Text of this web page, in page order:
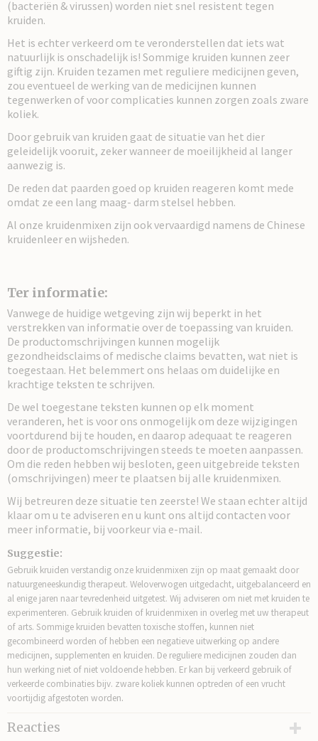
(bacteriën & virussen) worden niet snel resistent tegen
kruiden.
Het is echter verkeerd om te veronderstellen dat iets wat
natuurlijk is onschadelijk is! Sommige kruiden kunnen zeer
giftig zijn. Kruiden tezamen met reguliere medicijnen geven,
zou eventueel de werking van de medicijnen kunnen
tegenwerken of voor complicaties kunnen zorgen zoals zware
koliek.
Door gebruik van kruiden gaat de situatie van het dier
geleidelijk vooruit, zeker wanneer de moeilijkheid al langer
aanwezig is.
De reden dat paarden goed op kruiden reageren komt mede
omdat ze een lang maag- darm stelsel hebben.
Al onze kruidenmixen zijn ook vervaardigd namens de Chinese
kruidenleer en wijsheden.
Ter informatie:
Vanwege de huidige wetgeving zijn wij beperkt in het
verstrekken van informatie over de toepassing van kruiden.
De productomschrijvingen kunnen mogelijk
gezondheidsclaims of medische claims bevatten, wat niet is
toegestaan. Het belemmert ons helaas om duidelijke en
krachtige teksten te schrijven.
De wel toegestane teksten kunnen op elk moment
veranderen, het is voor ons onmogelijk om deze wijzigingen
voortdurend bij te houden, en daarop adequaat te reageren
door de productomschrijvingen steeds te moeten aanpassen.
Om die reden hebben wij besloten, geen uitgebreide teksten
(omschrijvingen) meer te plaatsen bij alle kruidenmixen.
Wij betreuren deze situatie ten zeerste! We staan echter altijd
klaar om u te adviseren en u kunt ons altijd contacten voor
meer informatie, bij voorkeur via e-mail.
Suggestie:
Gebruik kruiden verstandig onze kruidenmixen zijn op maat gemaakt door
natuurgeneeskundig therapeut. Weloverwogen uitgedacht, uitgebalanceerd en
al enige jaren naar tevredenheid uitgetest. Wij adviseren om niet met kruiden te
experimenteren. Gebruik kruiden of kruidenmixen in overleg met uw therapeut
of arts. Sommige kruiden bevatten toxische stoffen, kunnen niet
gecombineerd worden of hebben een negatieve uitwerking op andere
medicijnen, supplementen en kruiden. De reguliere medicijnen zouden dan
hun werking niet of niet voldoende hebben. Er kan bij verkeerd gebruik of
verkeerde combinaties bijv. zware koliek kunnen optreden of een vrucht
voortijdig afgestoten worden.
Reacties